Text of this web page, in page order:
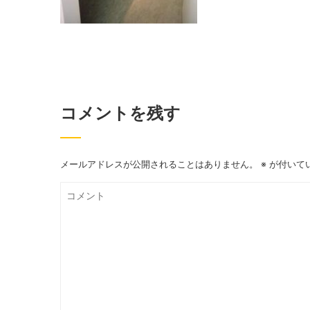
コメントを残す
メールアドレスが公開されることはありません。 ※ が付いて